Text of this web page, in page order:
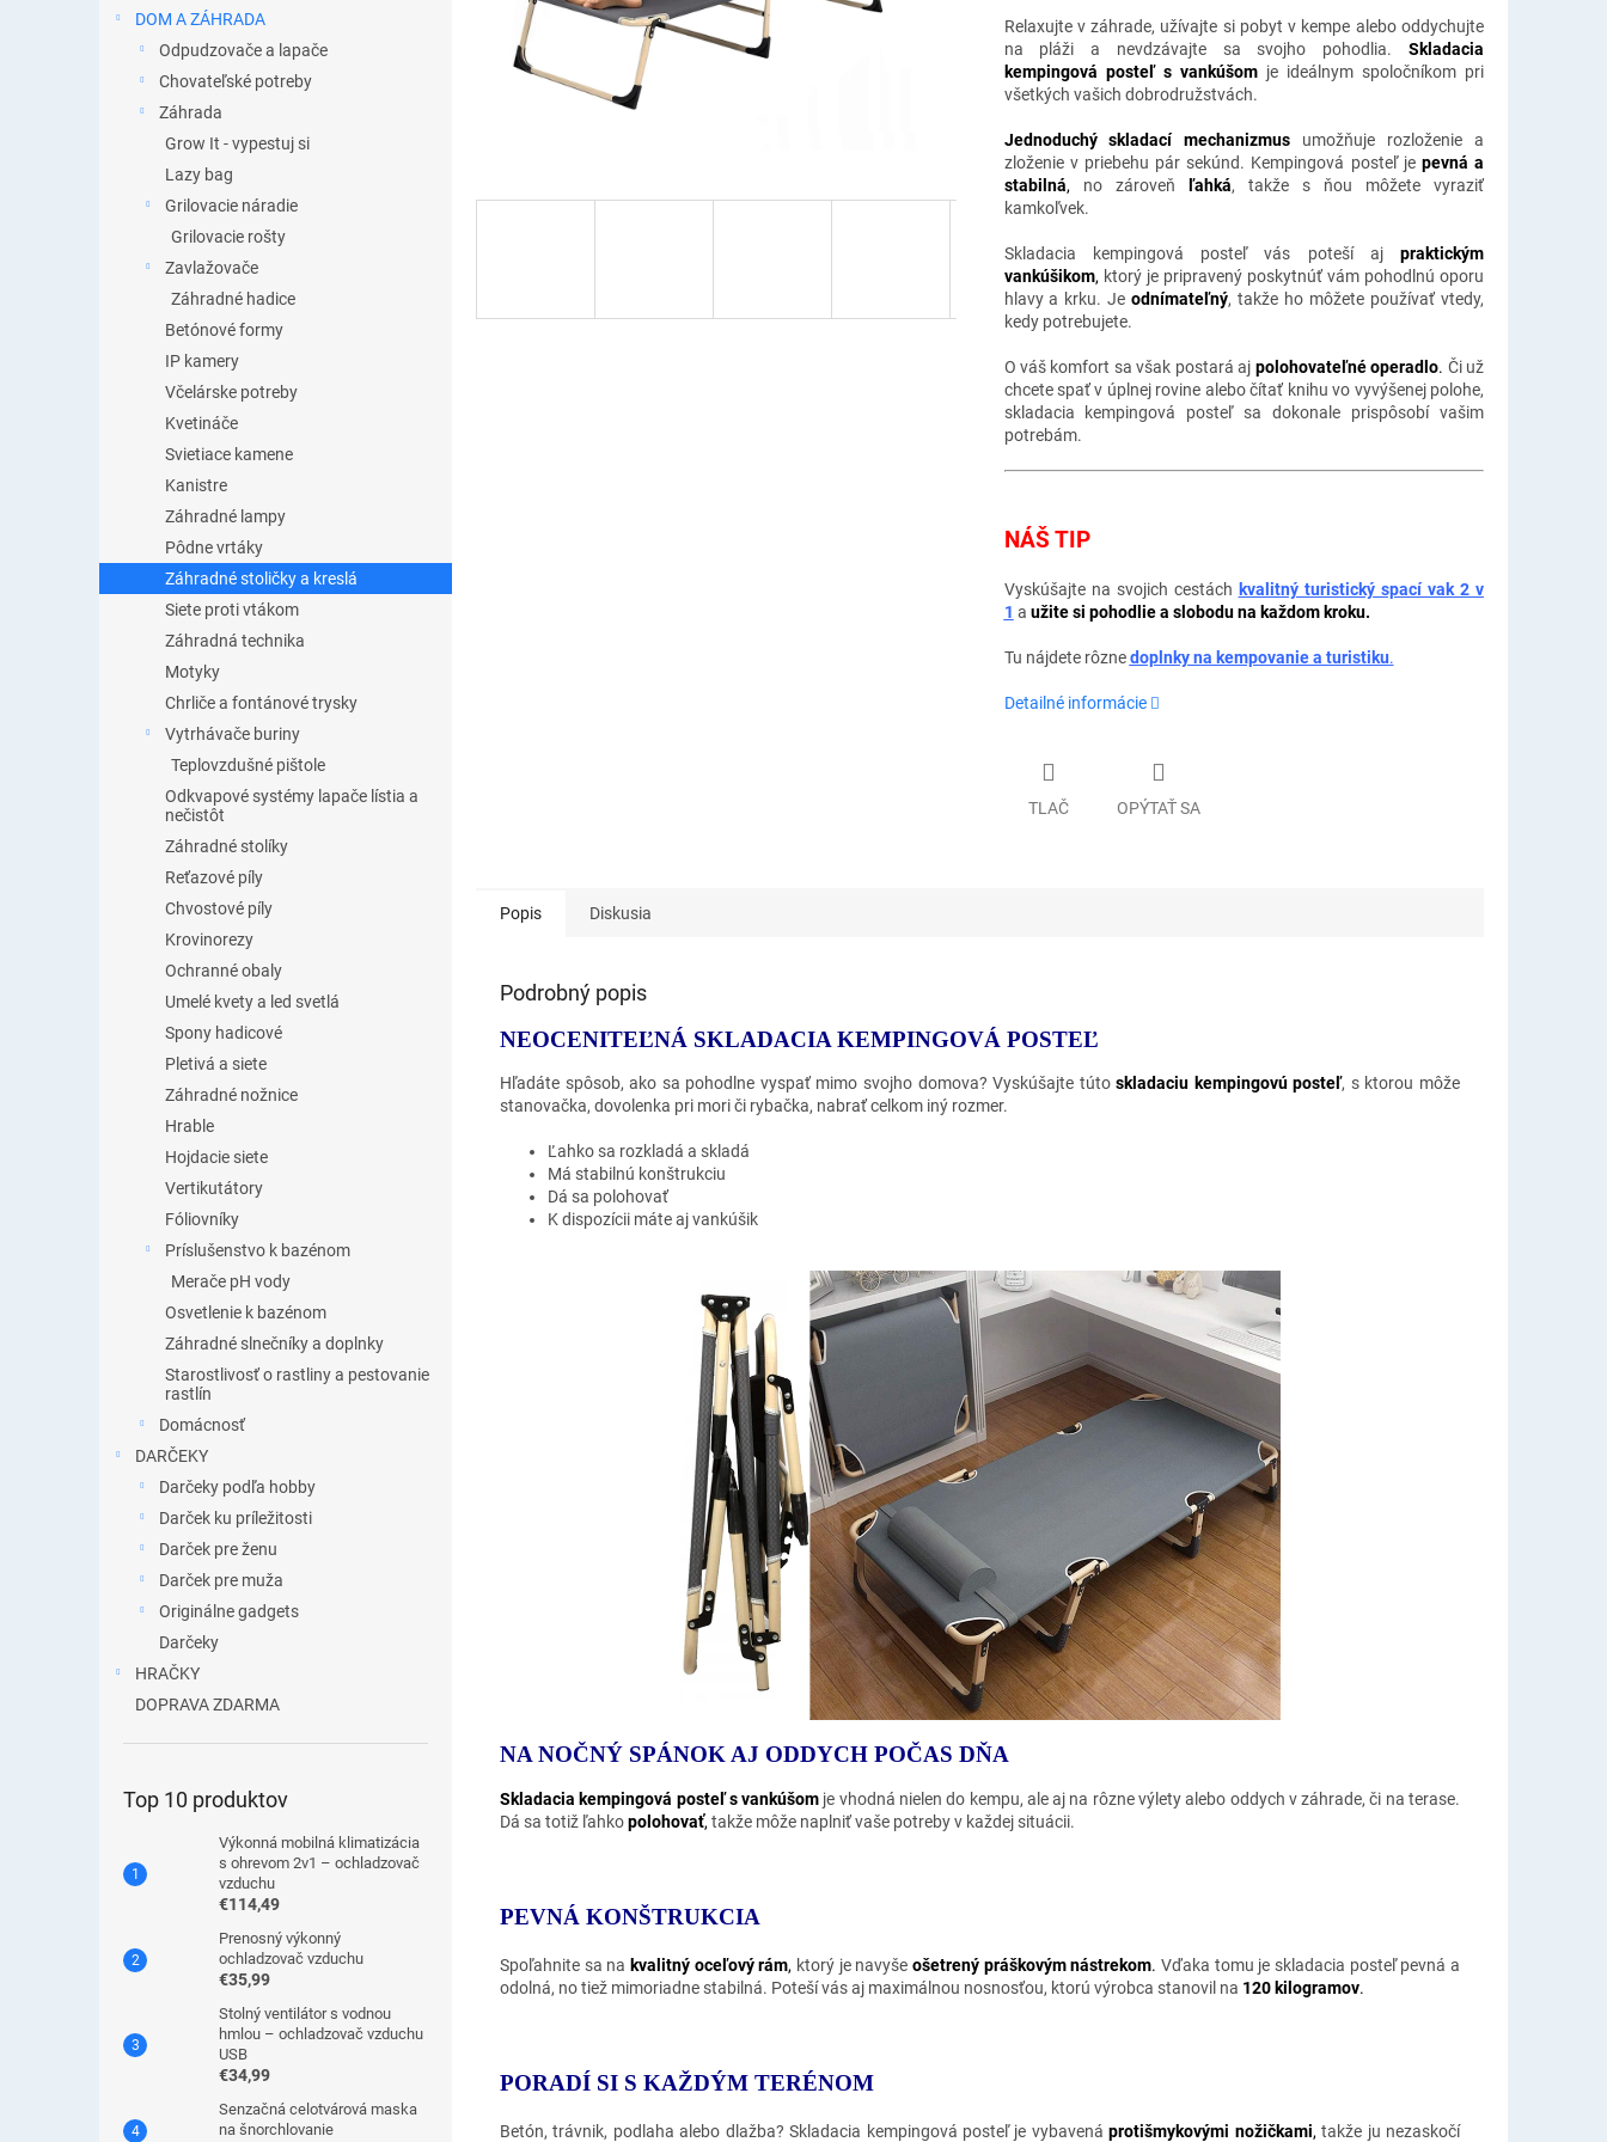
DOM A ZÁHRADA
Odpudzovače a lapače
Chovateľské potreby
Záhrada
Grow It - vypestuj si
Lazy bag
Grilovacie náradie
Grilovacie rošty
Zavlažovače
Záhradné hadice
Betónové formy
IP kamery
Včelárske potreby
Kvetináče
Svietiace kamene
Kanistre
Záhradné lampy
Pôdne vrtáky
Záhradné stoličky a kreslá
Siete proti vtákom
Záhradná technika
Motyky
Chrliče a fontánové trysky
Vytrhávače buriny
Teplovzdušné pištole
Odkvapové systémy lapače lístia a
nečistôt
Záhradné stolíky
Reťazové píly
Chvostové píly
Krovinorezy
Ochranné obaly
Umelé kvety a led svetlá
Spony hadicové
Pletivá a siete
Záhradné nožnice
Hrable
Hojdacie siete
Vertikutátory
Fóliovníky
Príslušenstvo k bazénom
Merače pH vody
Osvetlenie k bazénom
Záhradné slnečníky a doplnky
Starostlivosť o rastliny a pestovanie
rastlín
Domácnosť
DARČEKY
Darčeky podľa hobby
Darček ku príležitosti
Darček pre ženu
Darček pre muža
Originálne gadgets
Darčeky
HRAČKY
DOPRAVA ZDARMA
Top 10 produktov
Výkonná mobilná klimatizácia
s ohrevom 2v1 – ochladzovač
vzduchu
€114,49
Prenosný výkonný
ochladzovač vzduchu
€35,99
Stolný ventilátor s vodnou
hmlou – ochladzovač vzduchu
USB
€34,99
Senzačná celotvárová maska
na šnorchlovanie
Relaxujte v záhrade, užívajte si pobyt v kempe alebo oddychujte
na pláži a nevdzávajte sa svojho pohodlia. Skladacia
kempingová posteľ s vankúšomje ideálnym spoločníkom pri
všetkých vašich dobrodružstvách.
Jednoduchý skladací mechanizmus umožňuje rozloženie a
zloženie v priebehu pár sekúnd. Kempingová posteľ je pevná a
stabilná,no zároveň ľahká, takže s ňou môžete vyraziť
kamkoľvek.
Skladacia kempingová posteľ vás poteší aj praktickým
vankúšikom,ktorý je pripravený poskytnúť vám pohodlnú oporu
hlavy a krku. Jeodnímateľný, takže ho môžete používať vtedy,
kedy potrebujete.
O váš komfort sa však postará aj polohovateľné operadlo. Či už
chcete spať v úplnej rovine alebo čítať knihu vo vyvýšenej polohe,
skladacia kempingová posteľ sa dokonale prispôsobí vašim
potrebám.
NÁŠ TIP
Vyskúšajte na svojich cestách kvalitný turistický spací vak 2 v
1 a užite si pohodlie a slobodu na každom kroku.
Tu nájdete rôznedoplnky na kempovanie a turistiku.
Detailné informácie
TLAČ OPÝTAŤ SA
Popis Diskusia
Podrobný popis
NEOCENITEĽNÁ SKLADACIA KEMPINGOVÁ POSTEĽ
Hľadáte spôsob, ako sa pohodlne vyspať mimo svojho domova? Vyskúšajte tútoskladaciu kempingovú posteľ, s ktorou môže
stanovačka, dovolenka pri mori či rybačka, nabrať celkom iný rozmer.
Ľahko sa rozkladá a skladá
Má stabilnú konštrukciu
Dá sa polohovať
K dispozícii máte aj vankúšik
NA NOČNÝ SPÁNOK AJ ODDYCH POČAS DŇA
Skladacia kempingová posteľ s vankúšom je vhodná nielen do kempu, ale aj na rôzne výlety alebo oddych v záhrade, či na terase.
Dá sa totiž ľahkopolohovať, takže môže naplniť vaše potreby v každej situácii.
PEVNÁ KONŠTRUKCIA
Spoľahnite sa na kvalitný oceľový rám, ktorý je navyšeošetrený práškovým nástrekom. Vďaka tomu je skladacia posteľ pevná a
odolná, no tiež mimoriadne stabilná. Poteší vás aj maximálnou nosnosťou, ktorú výrobca stanovil na 120 kilogramov.
PORADÍ SI S KAŽDÝM TERÉNOM
Betón, trávnik, podlaha alebo dlažba? Skladacia kempingová posteľ je vybavenáprotišmykovými nožičkami, takže ju nezaskočí